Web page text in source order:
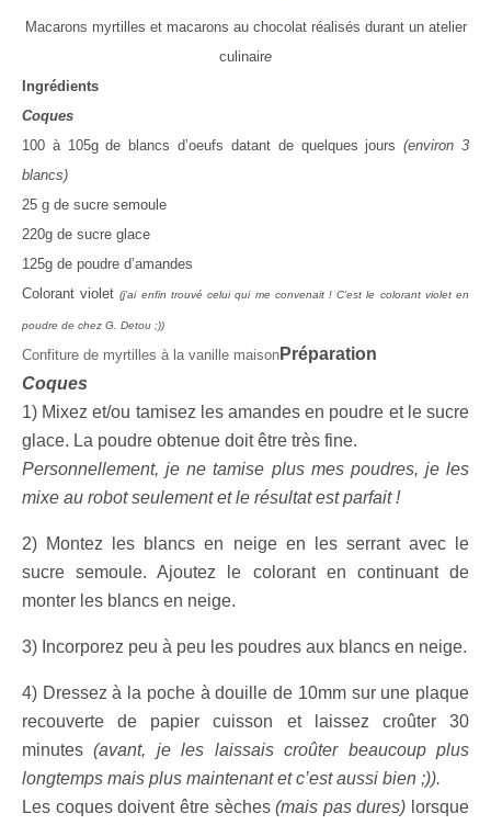
Macarons myrtilles et macarons au chocolat réalisés durant un atelier
culinaire
Ingrédients
Coques
100 à 105g de blancs d’oeufs datant de quelques jours(environ 3
blancs)
25 g de sucre semoule
220g de sucre glace
125g de poudre d’amandes
Colorant violet(j’ai enfin trouvé celui qui me convenait ! C’est le colorant violet en
poudre de chez G. Detou ;))
Confiture de myrtilles à la vanille maison Préparation
Coques
1) Mixez et/ou tamisez les amandes en poudre et le sucre
glace. La poudre obtenue doit être très fine.
Personnellement, je ne tamise plus mes poudres, je les
mixe au robot seulement et le résultat est parfait !
2) Montez les blancs en neige en les serrant avec le
sucre semoule. Ajoutez le colorant en continuant de
monter les blancs en neige.
3) Incorporez peu à peu les poudres aux blancs en neige.
4) Dressez à la poche à douille de 10mm sur une plaque
recouverte de papier cuisson et laissez croûter 30
minutes(avant, je les laissais croûter beaucoup plus
longtemps mais plus maintenant et c’est aussi bien ;)).
Les coques doivent être sèches(mais pas dures) lorsque